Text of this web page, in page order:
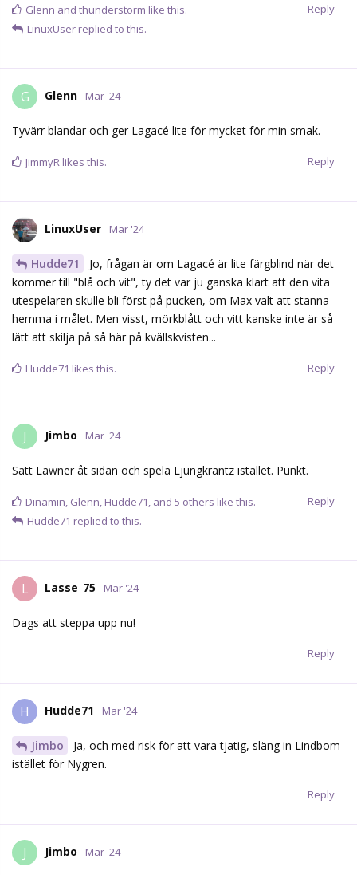
Reply
Glenn and thunderstorm like this.
LinuxUser replied to this.
G Glenn Mar '24
Tyvärr blandar och ger Lagacé lite för mycket för min smak.
Reply
JimmyR likes this.
LinuxUser Mar '24
Hudde71
Jo, frågan är om Lagacé är lite färgblind när det
kommer till "blå och vit", ty det var ju ganska klart att den vita
utespelaren skulle bli först på pucken, om Max valt att stanna
hemma i målet. Men visst, mörkblått och vitt kanske inte är så
lätt att skilja på så här på kvällskvisten...
Reply
Hudde71 likes this.
J Jimbo Mar '24
Sätt Lawner åt sidan och spela Ljungkrantz istället. Punkt.
Reply
Dinamin, Glenn, Hudde71, and 5 others like this.
Hudde71 replied to this.
L Lasse_75 Mar '24
Dags att steppa upp nu!
Reply
H Hudde71 Mar '24
Jimbo
Ja, och med risk för att vara tjatig, släng in Lindbom
istället för Nygren.
Reply
J Jimbo Mar '24